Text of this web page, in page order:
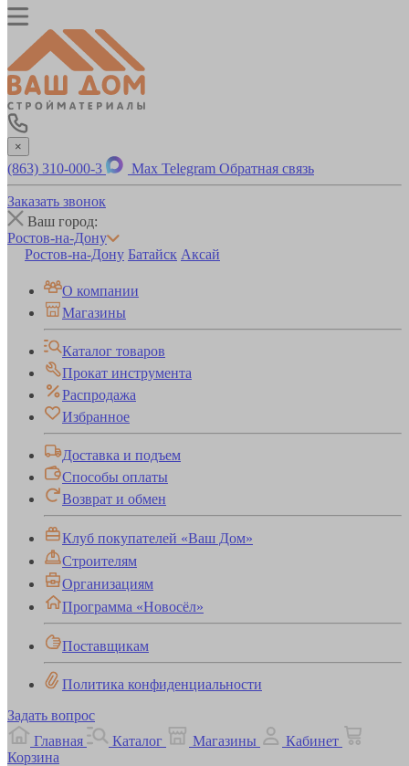
×
(863) 310-000-3 Max Telegram Обратная связь
Заказать звонок
Ваш город:
Ростов-на-Дону
Ростов-на-Дону Батайск Аксай
О компании
Магазины
Каталог товаров
Прокат инструмента
Распродажа
Избранное
Доставка и подъем
Способы оплаты
Возврат и обмен
Клуб покупателей «Ваш Дом»
Строителям
Организациям
Программа «Новосёл»
Поставщикам
Политика конфиденциальности
Задать вопрос
Главная
Каталог Магазины
Кабинет
Корзина